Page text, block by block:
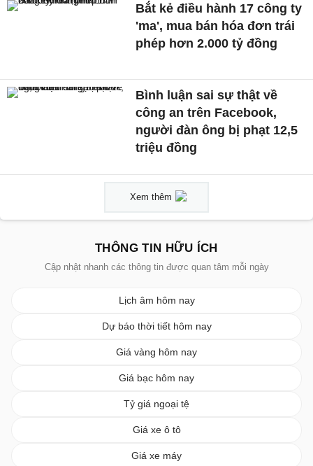
Bắt kẻ điều hành 17 công ty
'ma', mua bán hóa đơn trái
phép hơn 2.000 tỷ đồng
Bình luận sai sự thật về
công an trên Facebook,
người đàn ông bị phạt 12,5
triệu đồng
Xem thêm
THÔNG TIN HỮU ÍCH
Cập nhật nhanh các thông tin được quan tâm mỗi ngày
Lịch âm hôm nay
Dự báo thời tiết hôm nay
Giá vàng hôm nay
Giá bạc hôm nay
Tỷ giá ngoại tệ
Giá xe ô tô
Giá xe máy